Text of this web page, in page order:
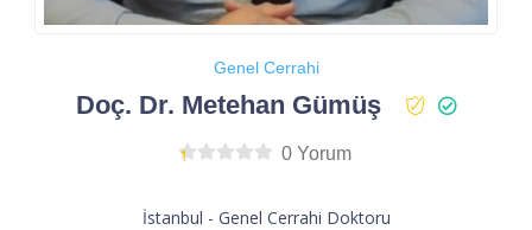
Genel Cerrahi
Doç. Dr. Metehan Gümüş
0 Yorum
İstanbul - Genel Cerrahi Doktoru